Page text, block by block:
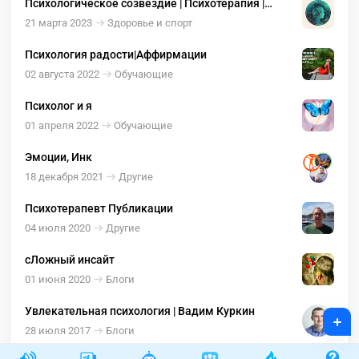
Психологическое созвездие | Психотерапия |
Психология
21 марта 2023 Здоровье и спорт
Психология радости|Аффирмации
02 августа 2022 Обучающие
Психолог и я
01 апреля 2022 Обучающие
Эмоции, Инк
18 декабря 2021 Другие
Психотерапевт Публикации
04 июля 2020 Другие
сЛожный инсайт
01 июня 2020 Блоги
Увлекательная психология | Вадим Куркин
28 июля 2017 Блоги
+